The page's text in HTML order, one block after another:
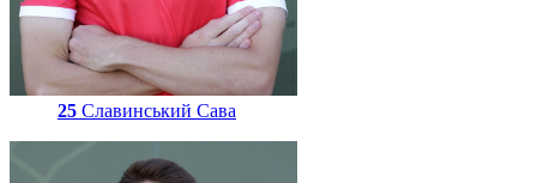
25 Славинський Сава